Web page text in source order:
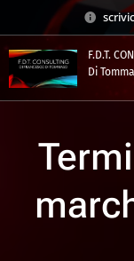
F.D.T.
Di